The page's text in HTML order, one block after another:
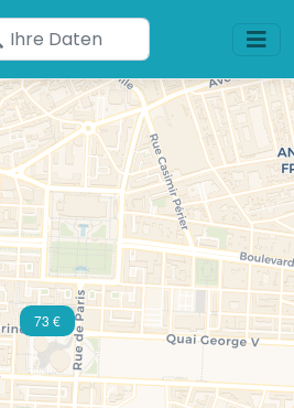
Geben
Sie
Ihre
Daten
ein
73 €